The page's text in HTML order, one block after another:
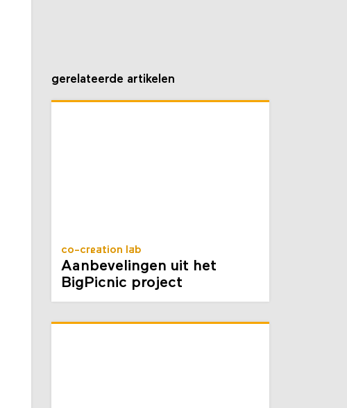
gerelateerde artikelen
co-creation lab
Aanbevelingen uit het
BigPicnic project